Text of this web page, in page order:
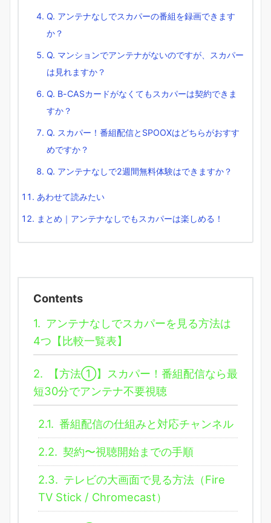
Q. アンテナなしでスカパーの番組を録画できます
か？
Q. マンションでアンテナがないのですが、スカパー
は見れますか？
Q. B-CASカードがなくてもスカパーは契約できま
すか？
Q. スカパー！番組配信とSPOOXはどちらがおすす
めですか？
Q. アンテナなしで2週間無料体験はできますか？
あわせて読みたい
まとめ｜アンテナなしでもスカパーは楽しめる！
Contents
1. アンテナなしでスカパーを見る方法は
4つ【比較一覧表】
2.
【方法①】スカパー！番組配信なら最
短30分でアンテナ不要視聴
2.1. 番組配信の仕組みと対応チャンネル
2.2. 契約〜視聴開始までの手順
2.3. テレビの大画面で見る方法（Fire
TV Stick / Chromecast）